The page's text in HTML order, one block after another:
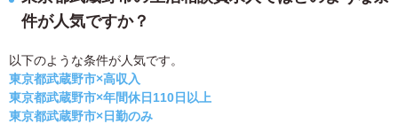
件が人気ですか？
以下のような条件が人気です。
東京都武蔵野市×高収入
東京都武蔵野市×年間休日110日以上
東京都武蔵野市×日勤のみ